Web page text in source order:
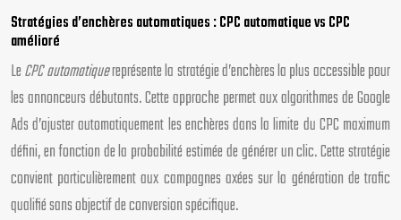
Stratégies d’enchères automatiques : CPC automatique vs CPC
amélioré
LeCPC automatiquereprésente la stratégie d’enchères la plus accessible pour
les annonceurs débutants. Cette approche permet aux algorithmes de Google
Ads d’ajuster automatiquement les enchères dans la limite du CPC maximum
défini, en fonction de la probabilité estimée de générer un clic. Cette stratégie
convient particulièrement aux campagnes axées sur la génération de trafic
qualifié sans objectif de conversion spécifique.